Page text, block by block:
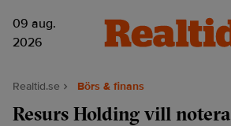
09 aug.
2026
Realtid.se Börs & finans
Resurs Holding vill